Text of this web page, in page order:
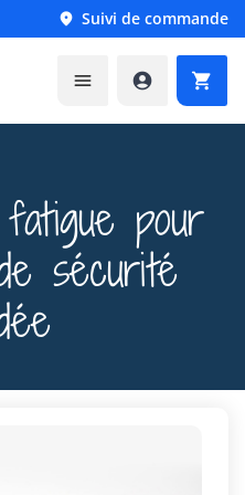
 Suivi de commande
  
pour
sécurité